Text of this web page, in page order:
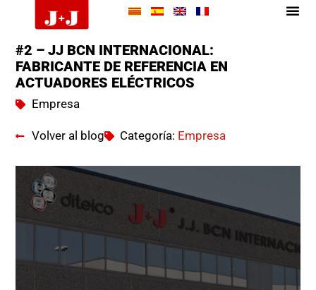
#2 – JJ BCN INTERNACIONAL:
FABRICANTE DE REFERENCIA EN
ACTUADORES ELÉCTRICOS
Empresa
Volver al blog Categoría: Empresa